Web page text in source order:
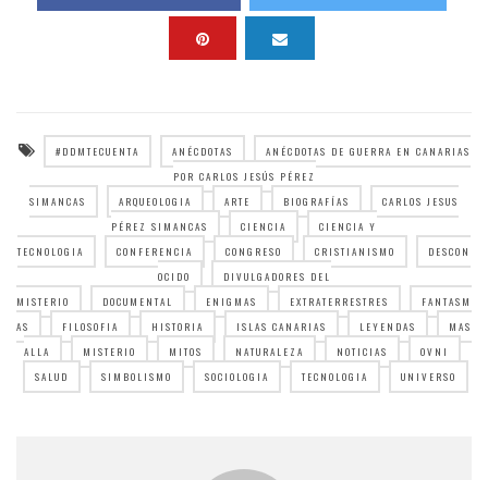
#DDMTECUENTA ANÉCDOTAS
ANÉCDOTAS DE GUERRA EN CANARIAS
POR CARLOS JESÚS PÉREZ
SIMANCAS
ARQUEOLOGIA ARTE BIOGRAFÍAS
CARLOS JESUS
PÉREZ SIMANCAS
CIENCIA
CIENCIA Y
TECNOLOGIA
CONFERENCIA CONGRESO CRISTIANISMO
DESCON
OCIDO
DIVULGADORES DEL
MISTERIO
DOCUMENTAL ENIGMAS EXTRATERRESTRES
FANTASM
AS
FILOSOFIA HISTORIA ISLAS CANARIAS LEYENDAS
MAS
ALLA
MISTERIO MITOS NATURALEZA NOTICIAS
OVNI
SALUD
SIMBOLISMO SOCIOLOGIA TECNOLOGIA UNIVERSO